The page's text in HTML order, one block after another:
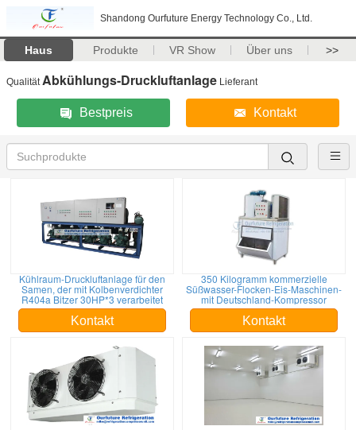
Shandong Ourfuture Energy Technology Co., Ltd.
Haus Produkte VR Show Über uns >>
QualitätAbkühlungs-Druckluftanlage Lieferant
Bestpreis Kontakt
Kühlraum-Druckluftanlage für den
Samen, der mit Kolbenverdichter
R404a Bitzer 30HP*3 verarbeitet
Kontakt
350 Kilogramm kommerzielle
Süßwasser-Flocken-Eis-Maschinen-
mit Deutschland-Kompressor
Kontakt